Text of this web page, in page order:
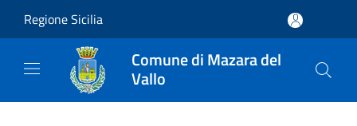
Regione Sicilia
Comune di Mazara del
Vallo